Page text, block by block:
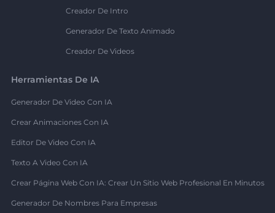
Creador De Intro
Generador De Texto Animado
Creador De Videos
Herramientas De IA
Generador De Video Con IA
Crear Animaciones Con IA
Editor De Video Con IA
Texto A Video Con IA
Crear Página Web Con IA: Crear Un Sitio Web Profesional En Minutos
Generador De Nombres Para Empresas